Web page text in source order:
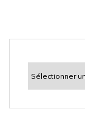
c
découvrir